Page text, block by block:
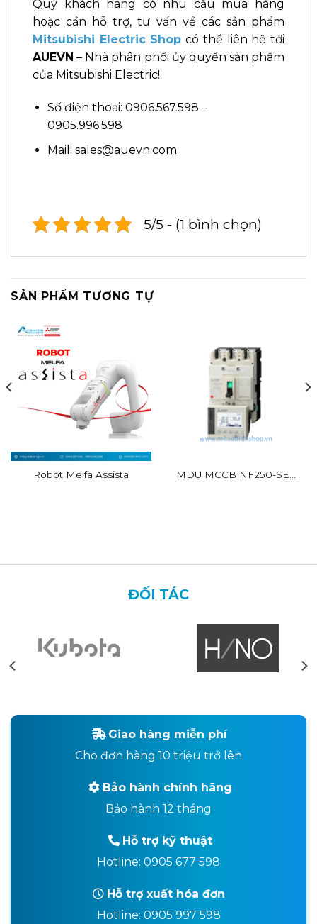
Quý khách hàng có nhu cầu mua hàng
hoặc cần hỗ trợ, tư vấn về các sản phẩm
Mitsubishi Electric Shop có thể liên hệ tới
AUEVN – Nhà phân phối ủy quyền sản phẩm
của Mitsubishi Electric!
Số điện thoại: 0906.567.598 –
0905.996.598
Mail: sales@auevn.com
5/5 - (1 bình chọn)
SẢN PHẨM TƯƠNG TỰ
Robot Melfa Assista
MDU MCCB NF250-SEV
ĐỐI TÁC
Giao hàng miễn phí
Cho đơn hàng 10 triệu trở lên
Bảo hành chính hãng
Bảo hành 12 tháng
Hỗ trợ kỹ thuật
Hotline: 0905 677 598
Hỗ trợ xuất hóa đơn
Hotline: 0905 997 598